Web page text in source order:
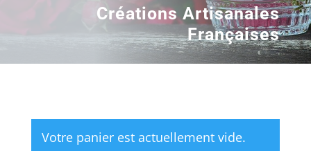
Créations Artisanales
Françaises
Votre panier est actuellement vide.